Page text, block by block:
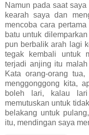
Namun pada saat
kearah saya dan
mencoba cara
batu untuk
pun berbalik arah lagi
tegak kembali untuk
terjadi anjing itu
Kata orang-orang
menggonggong kita,
boleh lari, kalau lari
memutuskan untuk
belakang untuk
itu, mendingan saya